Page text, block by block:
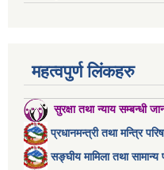
महत्वपुर्ण लिंकहरु
सुरक्षा तथा न्याय सम्बन्धी
प्रधानमन्त्री तथा मन्त्रि
सङ्घीय मामिला तथा